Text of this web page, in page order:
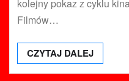
kolejny pokaz z cyklu
Filmów…
CZYTAJ DALEJ